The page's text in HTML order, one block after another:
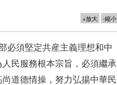
+放大 -縮小
必須堅定共産主義理想和中
民服務根本宗旨，必須繼承
道德情操，努力弘揚中華民